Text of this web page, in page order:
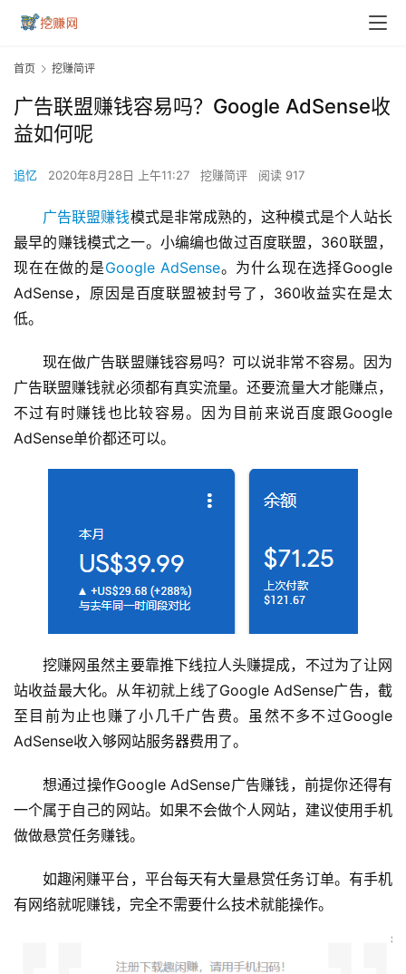
首页 挖赚简评
广告联盟赚钱容易吗？Google AdSense收
益如何呢
追忆 2020年8月28日 上午11:27 挖赚简评 阅读 917
广告联盟赚钱模式是非常成熟的，这种模式是个人站长
最早的赚钱模式之一。小编编也做过百度联盟，360联盟，
现在在做的是Google AdSense。为什么现在选择Google
AdSense，原因是百度联盟被封号了，360收益实在是太
低。
现在做广告联盟赚钱容易吗？可以说非常不容易。因为
广告联盟赚钱就必须都有真实流量。还要流量大才能赚点，
不过有时赚钱也比较容易。因为目前来说百度跟Google
AdSense单价都还可以。
挖赚网虽然主要靠推下线拉人头赚提成，不过为了让网
站收益最大化。从年初就上线了Google AdSense广告，截
至目前为止也赚了小几千广告费。虽然不多不过Google
AdSense收入够网站服务器费用了。
想通过操作Google AdSense广告赚钱，前提你还得有
一个属于自己的网站。如果不会做个人网站，建议使用手机
做做悬赏任务赚钱。
如趣闲赚平台，平台每天有大量悬赏任务订单。有手机
有网络就呢赚钱，完全不需要什么技术就能操作。